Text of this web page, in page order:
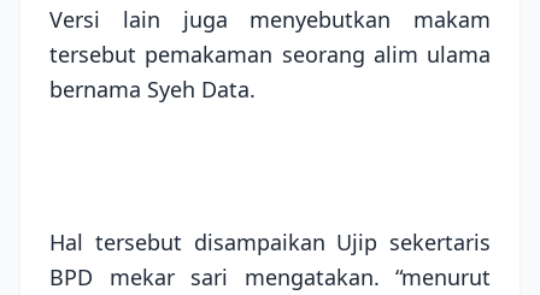
Versi lain juga menyebutkan makam
tersebut pemakaman seorang alim ulama
bernama Syeh Data.
Hal tersebut disampaikan Ujip sekertaris
BPD mekar sari mengatakan. “menurut